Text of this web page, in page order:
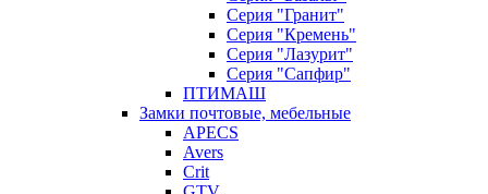
Серия "Гранит"
Серия "Кремень"
Серия "Лазурит"
Серия "Сапфир"
ПТИМАШ
Замки почтовые, мебельные
APECS
Avers
Crit